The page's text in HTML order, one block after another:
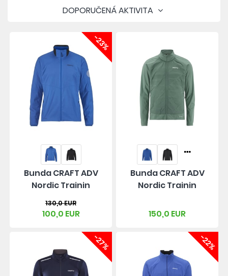
DOPORUČENÁ AKTIVITA
-23%
Bunda CRAFT ADV
Nordic Trainin
130,0 EUR
100,0 EUR
Bunda CRAFT ADV
Nordic Trainin
150,0 EUR
-27% -22%